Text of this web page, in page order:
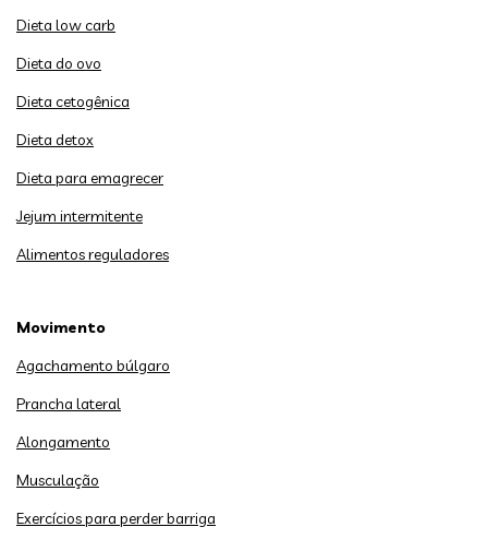
Dieta low carb
Dieta do ovo
Dieta cetogênica
Dieta detox
Dieta para emagrecer
Jejum intermitente
Alimentos reguladores
Movimento
Agachamento búlgaro
Prancha lateral
Alongamento
Musculação
Exercícios para perder barriga